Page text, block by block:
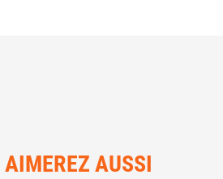
AIMEREZ AUSSI